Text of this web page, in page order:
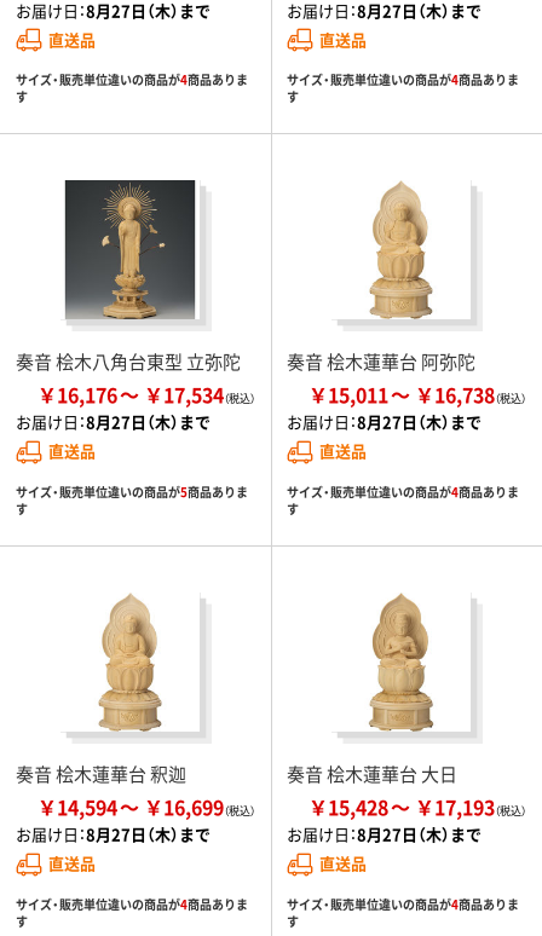
お届け日：8月27日（木）まで
直送品
サイズ・販売単位違いの商品が4商品ありま
す
お届け日：8月27日（木）まで
直送品
サイズ・販売単位違いの商品が4商品ありま
す
奏音 桧木八角台東型 立弥陀
￥16,176 ￥17,534
お届け日：8月27日（木）まで
直送品
サイズ・販売単位違いの商品が5商品ありま
す
奏音 桧木蓮華台 阿弥陀
￥15,011 ￥16,738
お届け日：8月27日（木）まで
直送品
サイズ・販売単位違いの商品が4商品ありま
す
奏音 桧木蓮華台 釈迦
￥14,594 ￥16,699
お届け日：8月27日（木）まで
直送品
サイズ・販売単位違いの商品が4商品ありま
す
奏音 桧木蓮華台 大日
￥15,428 ￥17,193
お届け日：8月27日（木）まで
直送品
サイズ・販売単位違いの商品が4商品ありま
す